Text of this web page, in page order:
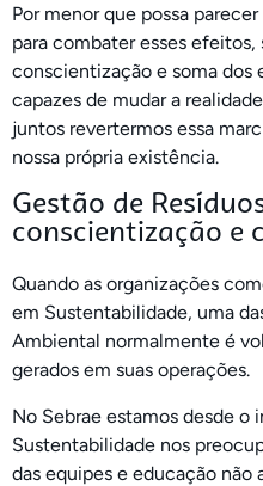
Por menor que possa
para combater esses
conscientização e soma dos
capazes de mudar a
juntos revertermos essa
nossa própria existência.
Gestão de
conscientização e
Quando as organizações
em Sustentabilidade, uma
Ambiental normalmente é
gerados em suas operações.
No Sebrae estamos desde
Sustentabilidade nos
das equipes e educação não